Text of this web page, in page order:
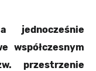
jednocześnie
współczesnym
przestrzenie